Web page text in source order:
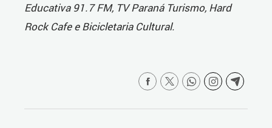
Educativa 91.7 FM, TV Paraná Turismo, Hard
Rock Cafe e Bicicletaria Cultural.